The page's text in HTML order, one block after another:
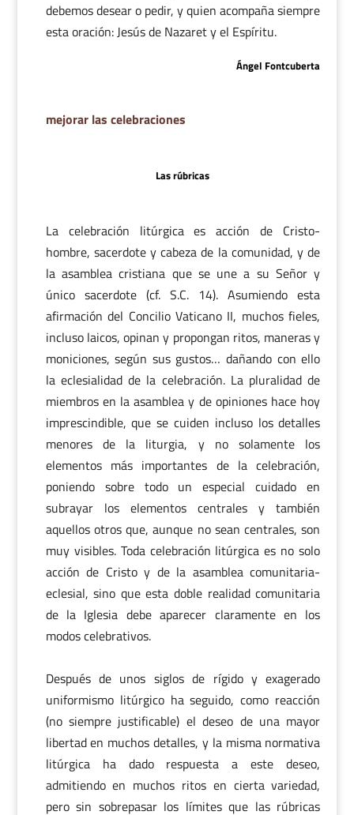
debemos desear o pedir, y quien acompaña siempre
esta oración: Jesús de Nazaret y el Espíritu.
Ángel Fontcuberta
mejorar las celebraciones
Las rúbricas
La celebración litúrgica es acción de Cristo-
hombre, sacerdote y cabeza de la comunidad, y de
la asamblea cristiana que se une a su Señor y
único sacerdote (cf. S.C. 14). Asumiendo esta
afirmación del Concilio Vaticano II, muchos fieles,
incluso laicos, opinan y propongan ritos, maneras y
moniciones, según sus gustos… dañando con ello
la eclesialidad de la celebración. La pluralidad de
miembros en la asamblea y de opiniones hace hoy
imprescindible, que se cuiden incluso los detalles
menores de la liturgia, y no solamente los
elementos más importantes de la celebración,
poniendo sobre todo un especial cuidado en
subrayar los elementos centrales y también
aquellos otros que, aunque no sean centrales, son
muy visibles. Toda celebración litúrgica es no solo
acción de Cristo y de la asamblea comunitaria-
eclesial, sino que esta doble realidad comunitaria
de la Iglesia debe aparecer claramente en los
modos celebrativos.
Después de unos siglos de rígido y exagerado
uniformismo litúrgico ha seguido, como reacción
(no siempre justificable) el deseo de una mayor
libertad en muchos detalles, y la misma normativa
litúrgica ha dado respuesta a este deseo,
admitiendo en muchos ritos en cierta variedad,
pero sin sobrepasar los límites que las rúbricas